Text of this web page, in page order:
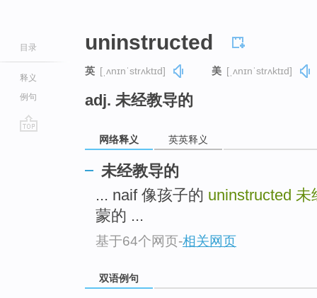
目录
释义
例句
uninstructed
英 [ˌʌnɪnˈstrʌktɪd] 美 [ˌʌnɪnˈstrʌktɪd]
adj. 未经教导的
网络释义 英英释义
未经教导的
... naif 像孩子的 uninstructed 未
蒙的 ...
基于64个网页-相关网页
双语例句